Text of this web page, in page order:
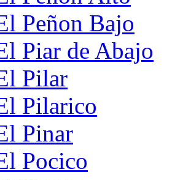
Peñon Bajo
Piar de Abajo
Pilar
Pilarico
Pinar
Pocico